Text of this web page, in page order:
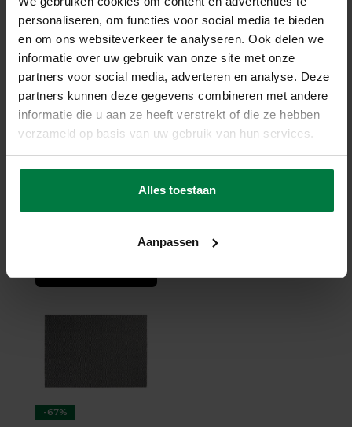
personaliseren, om functies voor social media te bieden
en om ons websiteverkeer te analyseren. Ook delen we
informatie over uw gebruik van onze site met onze
partners voor social media, adverteren en analyse. Deze
partners kunnen deze gegevens combineren met andere
informatie die u aan ze heeft verstrekt of die ze hebben
verzameld op basis van uw gebruik van hun services.
Alles toestaan
Aanpassen
-68%
Arctic Life 17 - Wollen
vloerkleed
-67%